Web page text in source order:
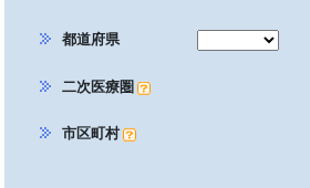
都道府県
二次医療圏
市区町村